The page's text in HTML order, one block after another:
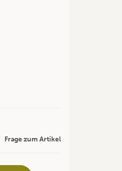
Frage zum Artikel